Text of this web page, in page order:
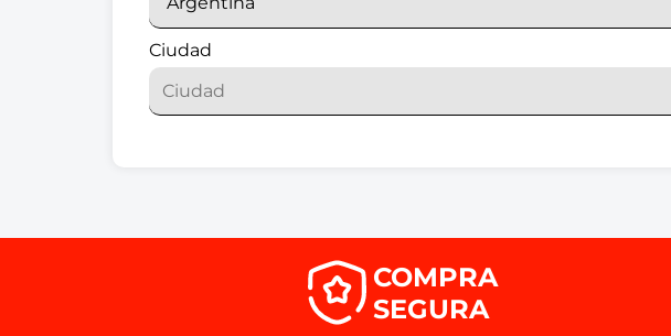
Ciudad
COMPRA
SEGURA